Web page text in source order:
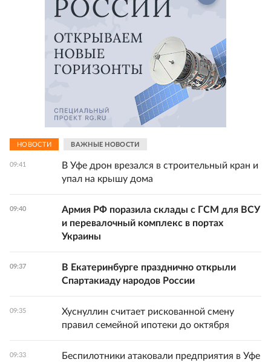
НОВОСТИ ВАЖНЫЕ НОВОСТИ
09:41
В Уфе дрон врезался в строительный кран и
упал на крышу дома
09:40
Армия РФ поразила склады с ГСМ для ВСУ
и перевалочный комплекс в портах
Украины
09:37
В Екатеринбурге празднично открыли
Спартакиаду народов России
09:35
Хуснуллин считает рискованной смену
правил семейной ипотеки до октября
09:33 Беспилотники атаковали предприятия в Уфе